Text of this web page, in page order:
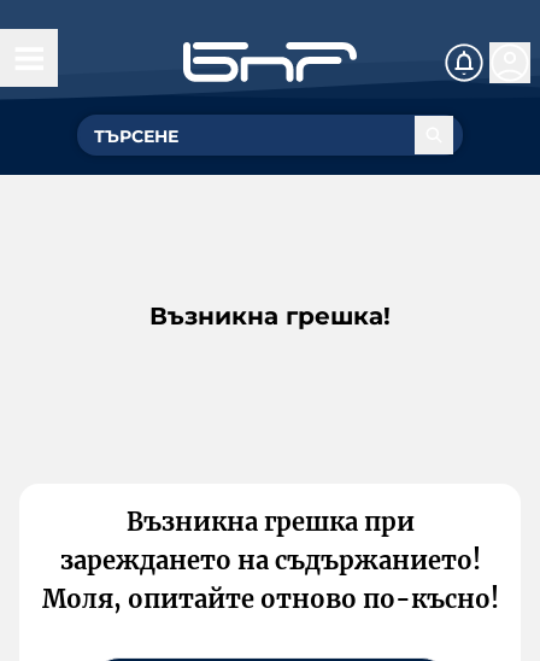
Възникна грешка!
Възникна грешка при
зареждането на съдържанието!
Моля, опитайте отново по-късно!